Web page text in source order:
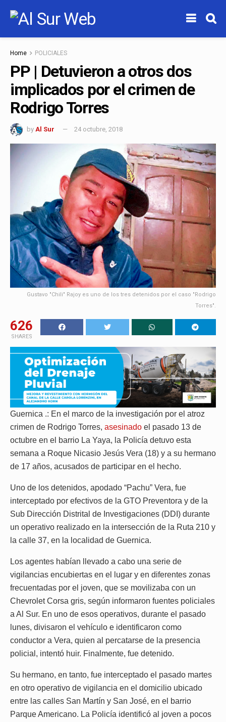
Home POLICIALES
PP | Detuvieron a otros dos
implicados por el crimen de
Rodrigo Torres
by Al Sur 24 octubre, 2018
Gustavo "Chili" Rajoy es uno de los tres detenidos por el caso "Rodrigo
Torres".
626
SHARES
Guernica .: En el marco de la investigación por el atroz
crimen de Rodrigo Torres, asesinado el pasado 13 de
octubre en el barrio La Yaya, la Policía detuvo esta
semana a Roque Nicasio Jesús Vera (18) y a su hermano
de 17 años, acusados de participar en el hecho.
Uno de los detenidos, apodado “Pachu” Vera, fue
interceptado por efectivos de la GTO Preventora y de la
Sub Dirección Distrital de Investigaciones (DDI) durante
un operativo realizado en la intersección de la Ruta 210 y
la calle 37, en la localidad de Guernica.
Los agentes habían llevado a cabo una serie de
vigilancias encubiertas en el lugar y en diferentes zonas
frecuentadas por el joven, que se movilizaba con un
Chevrolet Corsa gris, según informaron fuentes policiales
a Al Sur. En uno de esos operativos, durante el pasado
lunes, divisaron el vehículo e identificaron como
conductor a Vera, quien al percatarse de la presencia
policial, intentó huir. Finalmente, fue detenido.
Su hermano, en tanto, fue interceptado el pasado martes
en otro operativo de vigilancia en el domicilio ubicado
entre las calles San Martín y San José, en el barrio
Parque Americano. La Policía identificó al joven a pocos